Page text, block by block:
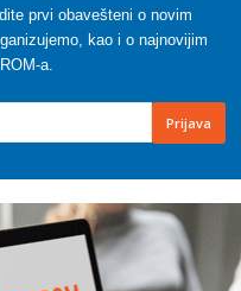
prvi obavešteni o novim
kao i o najnovijim
a.